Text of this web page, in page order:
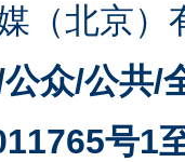
（北京）
众/公共/
号1